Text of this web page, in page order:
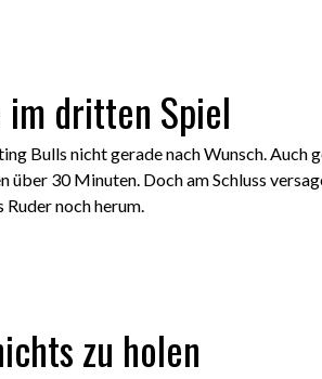
dritten Spiel
Bulls nicht gerade nach Wunsch. Auch
über 30 Minuten. Doch am Schluss
noch herum.
zu holen